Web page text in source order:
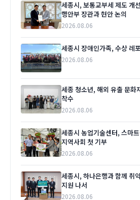
세종시, 보통교부세 제도 개
행안부 장관과 현안 논의
2026.08.06
세종시 장애인가족, 수상 레
2026.08.06
세종 청소년, 해외 유출 문화
착수
2026.08.06
세종시 농업기술센터, 스마
지역사회 첫 기부
2026.08.06
세종시, 하나은행과 함께 취
지원 나서
2026.08.06